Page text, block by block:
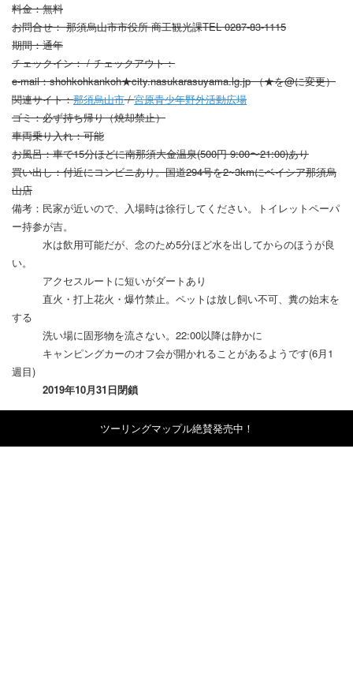
料金：無料
お問合せ： 那須烏山市市役所 商工観光課TEL 0287‐83‐1115
期間：通年
チェックイン： / チェックアウト：
e-mail：shohkohkankoh★city.nasukarasuyama.lg.jp （★を@に変更）
関連サイト：那須烏山市/宮原青少年野外活動広場
ゴミ：必ず持ち帰り（焼却禁止）
車両乗り入れ：可能
お風呂：車で15分ほどに南那須大金温泉(500円 9:00〜21:00)あり
買い出し：付近にコンビニあり。国道294号を2~3kmにベイシア那須烏
山店
備考：民家が近いので、入場時は徐行してください。トイレットペーパ
ー持参が吉。
水は飲用可能だが、念のため5分ほど水を出してからのほうが良
い。
アクセスルートに短いがダートあり
直火・打上花火・爆竹禁止。ペットは放し飼い不可、糞の始末を
する
洗い場に固形物を流さない。22:00以降は静かに
キャンピングカーのオフ会が開かれることがあるようです(6月1
週目)
2019年10月31日閉鎖
ツーリングマップル絶賛発売中！